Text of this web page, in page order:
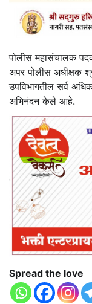
पोलीस महासंचालक
अपर पोलीस अधीक्षक
उपविभागतील सर्व
अभिनंदन केले आहे.
Spread the love